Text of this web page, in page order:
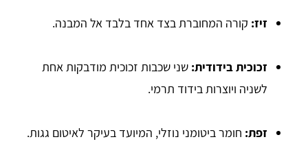
זיז: קורה המחוברת בצד אחד בלבד אל המבנה.
זכוכית בידודית: שני שכבות זכוכית מודבקות אחת
לשניה ויוצרות בידוד תרמי.
זפת: חומר ביטומני נוזלי, המיועד בעיקר לאיטום גגות.